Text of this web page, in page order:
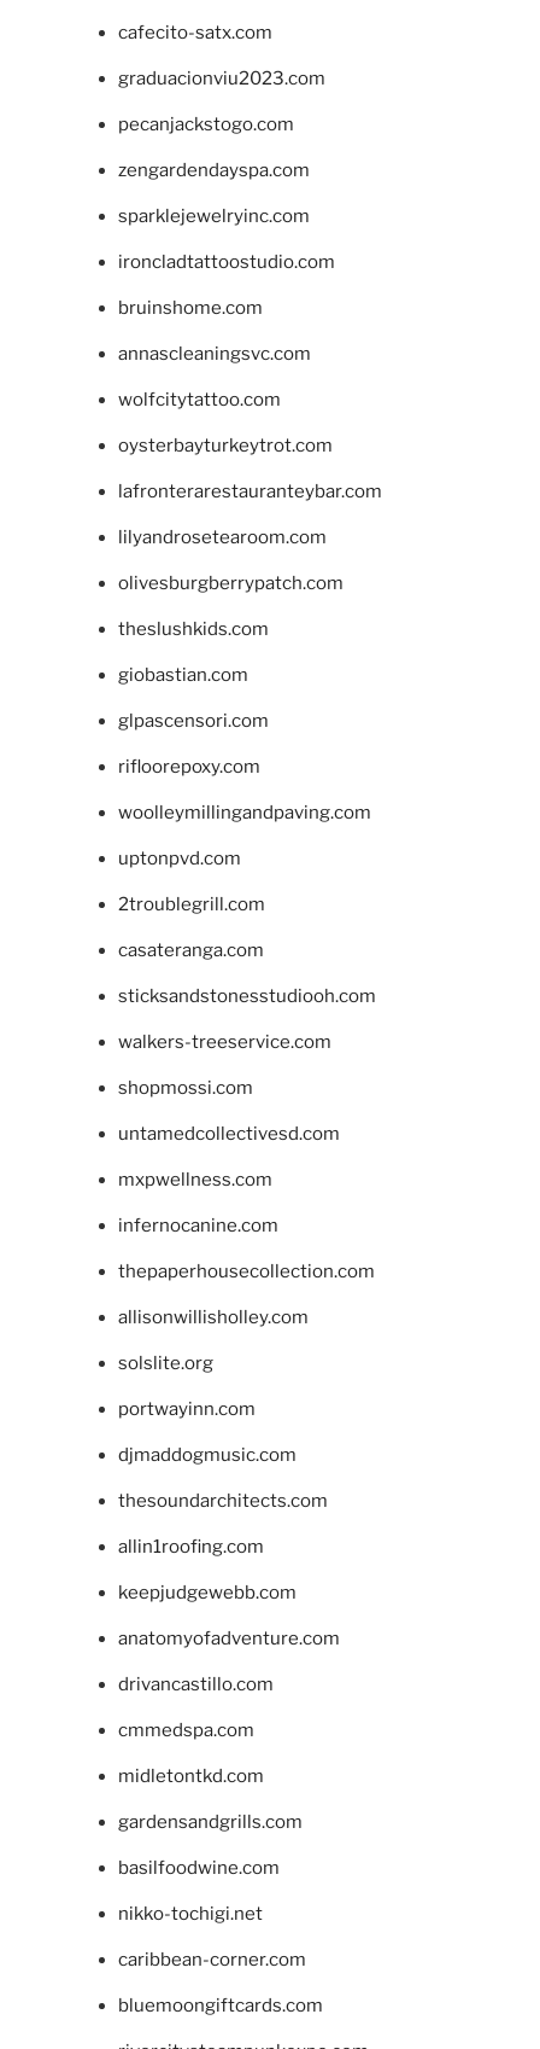
cafecito-satx.com
graduacionviu2023.com
pecanjackstogo.com
zengardendayspa.com
sparklejewelryinc.com
ironcladtattoostudio.com
bruinshome.com
annascleaningsvc.com
wolfcitytattoo.com
oysterbayturkeytrot.com
lafronterarestauranteybar.com
lilyandrosetearoom.com
olivesburgberrypatch.com
theslushkids.com
giobastian.com
glpascensori.com
rifloorepoxy.com
woolleymillingandpaving.com
uptonpvd.com
2troublegrill.com
casateranga.com
sticksandstonesstudiooh.com
walkers-treeservice.com
shopmossi.com
untamedcollectivesd.com
mxpwellness.com
infernocanine.com
thepaperhousecollection.com
allisonwillisholley.com
solslite.org
portwayinn.com
djmaddogmusic.com
thesoundarchitects.com
allin1roofing.com
keepjudgewebb.com
anatomyofadventure.com
drivancastillo.com
cmmedspa.com
midletontkd.com
gardensandgrills.com
basilfoodwine.com
nikko-tochigi.net
caribbean-corner.com
bluemoongiftcards.com